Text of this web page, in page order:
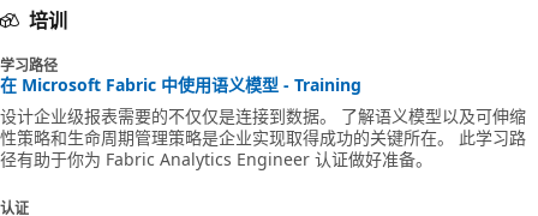
培训
学习路径
在 Microsoft Fabric 中使用语义模型 - Training
设计企业级报表需要的不仅仅是连接到数据。 了解语义模型以及可伸缩
性策略和生命周期管理策略是企业实现取得成功的关键所在。 此学习路
径有助于你为 Fabric Analytics Engineer 认证做好准备。
认证